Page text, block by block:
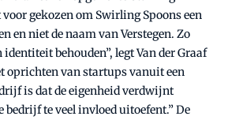
voor gekozen om Swirling Spoons een
en niet de naam van Verstegen. Zo
behouden”, legt Van der Graaf
oprichten van startups vanuit een
is dat de eigenheid verdwijnt
bedrijf te veel invloed uitoefent.” De